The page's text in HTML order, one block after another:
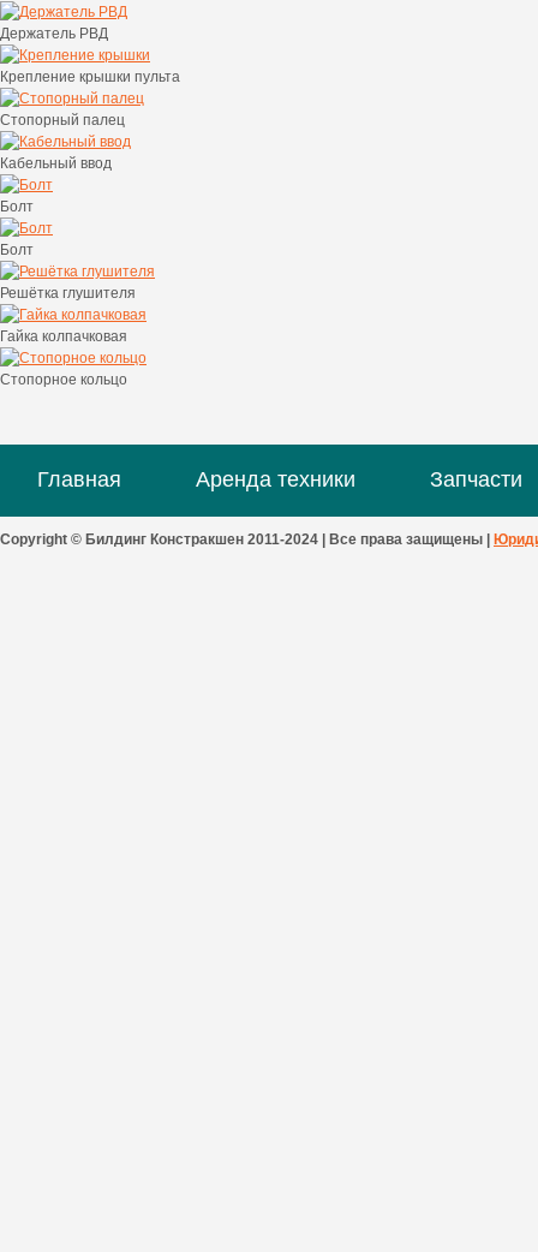
Держатель РВД
Крепление крышки пульта
Стопорный палец
Кабельный ввод
Болт
Болт
Решётка глушителя
Гайка колпачковая
Стопорное кольцо
Главная Аренда техники Запчасти
Copyright © Билдинг Констракшен 2011-2024 | Все права защищены |